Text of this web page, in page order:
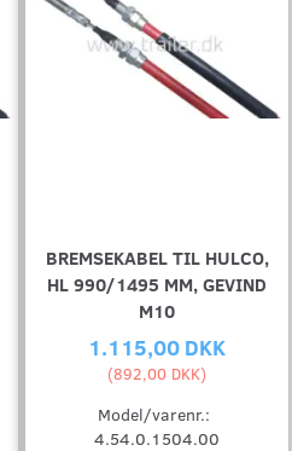
BREMSEKABEL TIL HULCO,
HL 990/1495 MM, GEVIND
M10
1.115,00 DKK
(892,00 DKK)
Model/varenr.:
4.54.0.1504.00